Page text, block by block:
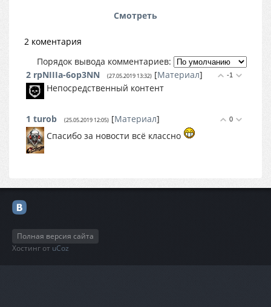
Смотреть
2 коментария
Порядок вывода комментариев:
-1
2 rpNIIIa-6op3NN (27.05.2019 13:32) [Материал]
Непосредственный контент
0
1 turob (25.05.2019 12:05) [Материал]
Спасибо за новости всё классно
Полная версия сайта
Хостинг от uCoz